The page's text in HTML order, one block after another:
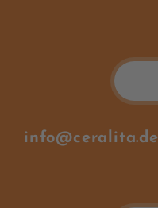
info@ceralita.de